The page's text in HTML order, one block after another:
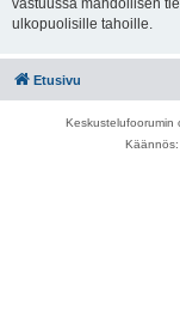
vastuussa mahdollisen
ulkopuolisille tahoille.
Etusivu
Keskustelufoorumin